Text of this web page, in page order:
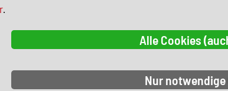
.